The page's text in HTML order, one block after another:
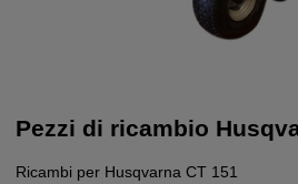
Pezzi di ricambio
Ricambi per Husqvarna CT 151